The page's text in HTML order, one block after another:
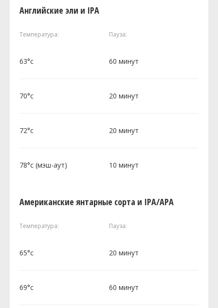
Английские эли и IPA
Температура: Пауза:
63°c 60 минут
70°c 20 минут
72°c 20 минут
78°c (мэш-аут) 10 минут
Американские янтарные сорта и IPA/APA
Температура: Пауза:
65°c 20 минут
69°c 60 минут